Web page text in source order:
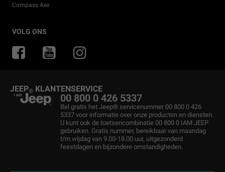
Compass 4xe
Onze aanbiedingen
Particuliere Acties
Private Lease
Occasions
Operational Lease
After-sales services
Off-Road Gids
4x4 Ervaring
Accessoires
Onderdelen en tips
Onderhoud en Tips
Maak een Afspraak
Bereken Uw Onderhoudskosten
Service contracten
Mopar eStore
Partners
VOLG ONS
JEEP® KLANTENSERVICE
00 800 0 426 5337
Bel gratis het Jeep® servicenummer 00 800 0 426
5337 voor informatie over onze producten en diensten.
U kunt ook de toetsencombinatie 00 800 0 IAM JEEP
gebruiken. Gratis nummer, bereikbaar van maandag
t/m vrijdag van 9.00-18.00 uur, uitgezonderd
feestdagen en bijzondere omstandigheden.